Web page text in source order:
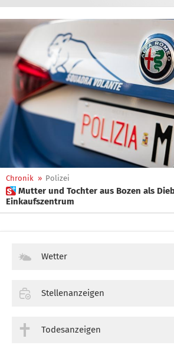
Chronik » Polizei
 Mutter und Tochter aus Bozen als Diebespaar – Raub im
Einkaufszentrum
Wetter
Stellenanzeigen
Todesanzeigen